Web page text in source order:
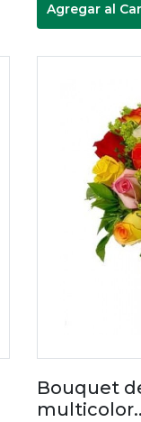
Agregar al
Bouquet